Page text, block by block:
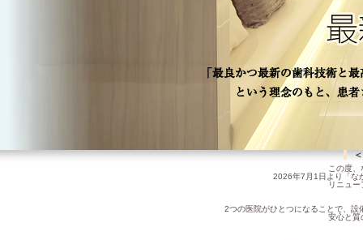
この度
2026年7月1日より「な
リニュ
2つの医院がひとつになることで、
安心と質